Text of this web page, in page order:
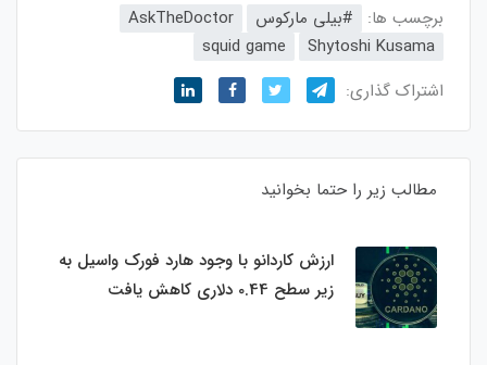
برچسب ها: #بیلی مارکوس
AskTheDoctor
Shytoshi Kusama
squid game
اشتراک گذاری:
مطالب زیر را حتما بخوانید
ارزش کاردانو با وجود هارد فورک واسیل به
زیر سطح 0.44 دلاری کاهش یافت